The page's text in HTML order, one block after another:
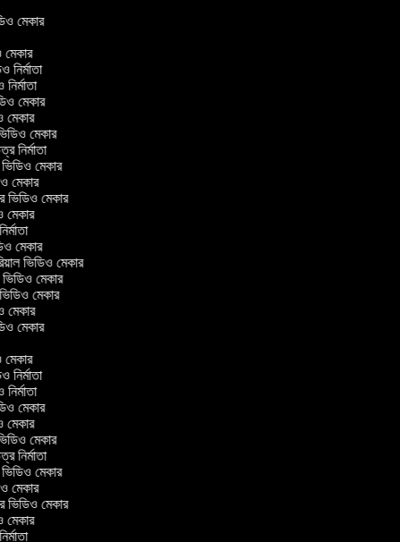
মেকার
মেকার
নির্মাতা
নির্মাতা
মেকার
মেকার
ভিডিও মেকার
নির্মাতা
ভিডিও মেকার
মেকার
ভিডিও মেকার
মেকার
মেকার
ভিডিও মেকার
মেকার
ভিডিও মেকার
মেকার
মেকার
মেকার
নির্মাতা
নির্মাতা
মেকার
মেকার
ভিডিও মেকার
নির্মাতা
ভিডিও মেকার
মেকার
ভিডিও মেকার
মেকার